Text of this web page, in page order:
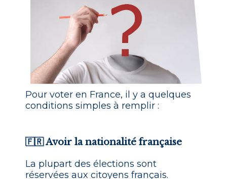
Pour voter en France, il y a quelques
conditions simples à remplir :
🇫🇷 Avoir la nationalité française
La plupart des élections sont
réservées aux citoyens français.